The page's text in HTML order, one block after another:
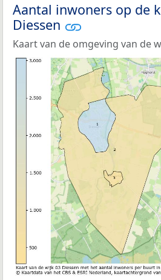
Aantal inwoners op de
Diessen
Kaart van de omgeving van de